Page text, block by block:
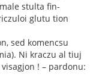
stulta fin-
glutu tion
sed komencsu
Ni kraczu al tiuj
! – pardonu: